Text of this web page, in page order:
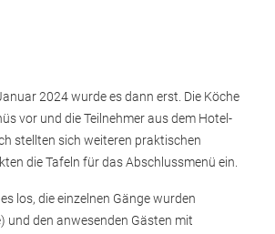
2024 wurde es dann erst. Die Köche
vor und die Teilnehmer aus dem Hotel-
stellten sich weiteren praktischen
die Tafeln für das Abschlussmenü ein.
los, die einzelnen Gänge wurden
und den anwesenden Gästen mit